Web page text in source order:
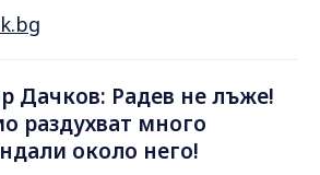
Дачков: Радев не лъже!
раздухват много
около него!